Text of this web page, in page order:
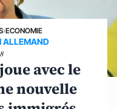
›ECONOMIE
ALLEMAND
avec le
nouvelle